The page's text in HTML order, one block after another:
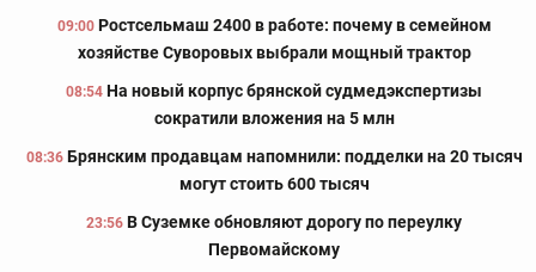
09:00 Ростсельмаш 2400 в работе: почему в семейном
хозяйстве Суворовых выбрали мощный трактор
08:54 На новый корпус брянской судмедэкспертизы
сократили вложения на 5 млн
08:36 Брянским продавцам напомнили: подделки на 20 тысяч
могут стоить 600 тысяч
23:56 В Суземке обновляют дорогу по переулку
Первомайскому